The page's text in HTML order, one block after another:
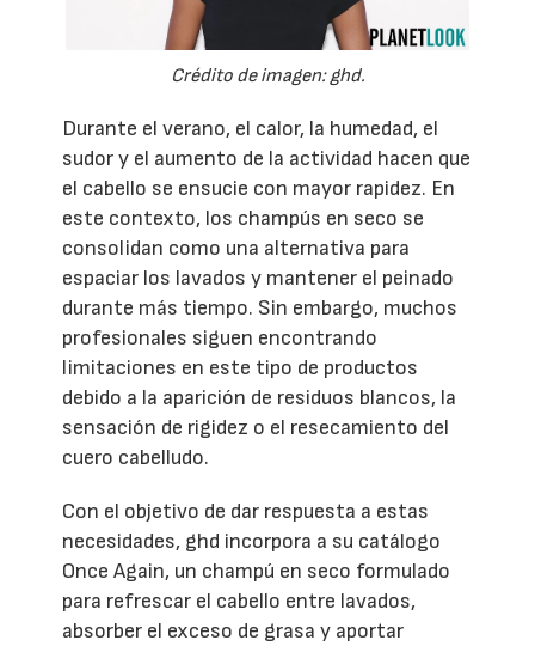
Crédito de imagen: ghd.
Durante el verano, el calor, la humedad, el
sudor y el aumento de la actividad hacen que
el cabello se ensucie con mayor rapidez. En
este contexto, los champús en seco se
consolidan como una alternativa para
espaciar los lavados y mantener el peinado
durante más tiempo. Sin embargo, muchos
profesionales siguen encontrando
limitaciones en este tipo de productos
debido a la aparición de residuos blancos, la
sensación de rigidez o el resecamiento del
cuero cabelludo.
Con el objetivo de dar respuesta a estas
necesidades, ghd incorpora a su catálogo
Once Again, un champú en seco formulado
para refrescar el cabello entre lavados,
absorber el exceso de grasa y aportar